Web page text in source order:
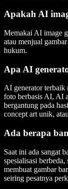
Apakah AI
Memakai AI image
atau menjual
hukum.
Apa AI
AI generator terbaik
foto berbasis AI, AI
bergantung pada
concept art unik,
Ada berapa
Saat ini ada sangat
spesialisasi
membuat gambar
seiring pesatnya